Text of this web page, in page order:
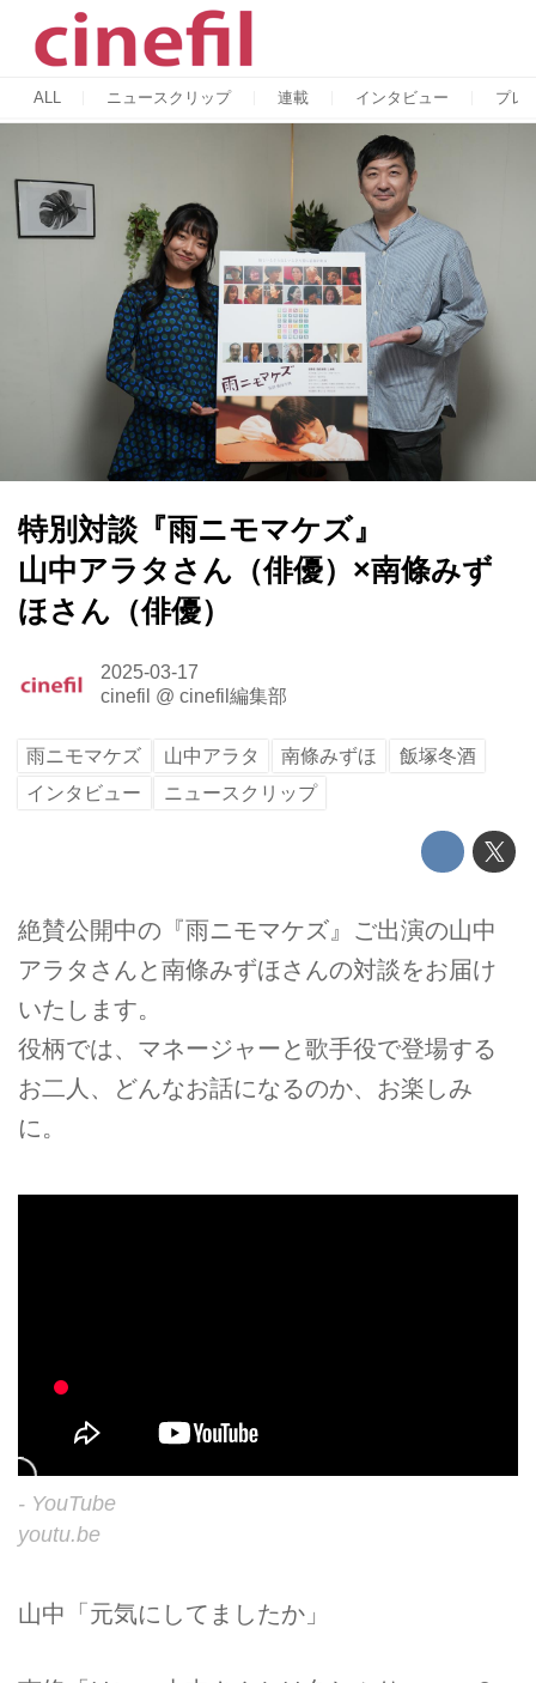
ALL ニュースクリップ 連載 インタビュー プレ
特別対談『雨ニモマケズ』
山中アラタさん（俳優）×南條みず
ほさん（俳優）
2025-03-17
cinefil @ cinefil編集部
雨ニモマケズ 山中アラタ 南條みずほ
飯塚冬酒
インタビュー
ニュースクリップ
絶賛公開中の『雨ニモマケズ』ご出演の山中
アラタさんと南條みずほさんの対談をお届け
いたします。
役柄では、マネージャーと歌手役で登場する
お二人、どんなお話になるのか、お楽しみ
に。
- YouTube
youtu.be
山中「元気にしてましたか」